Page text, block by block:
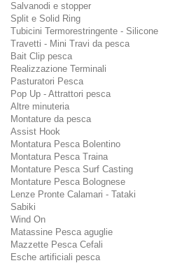
Salvanodi e stopper
Split e Solid Ring
Tubicini Termorestringente - Silicone
Travetti - Mini Travi da pesca
Bait Clip pesca
Realizzazione Terminali
Pasturatori Pesca
Pop Up - Attrattori pesca
Altre minuteria
Montature da pesca
Assist Hook
Montatura Pesca Bolentino
Montatura Pesca Traina
Montature Pesca Surf Casting
Montature Pesca Bolognese
Lenze Pronte Calamari - Tataki
Sabiki
Wind On
Matassine Pesca aguglie
Mazzette Pesca Cefali
Esche artificiali pesca